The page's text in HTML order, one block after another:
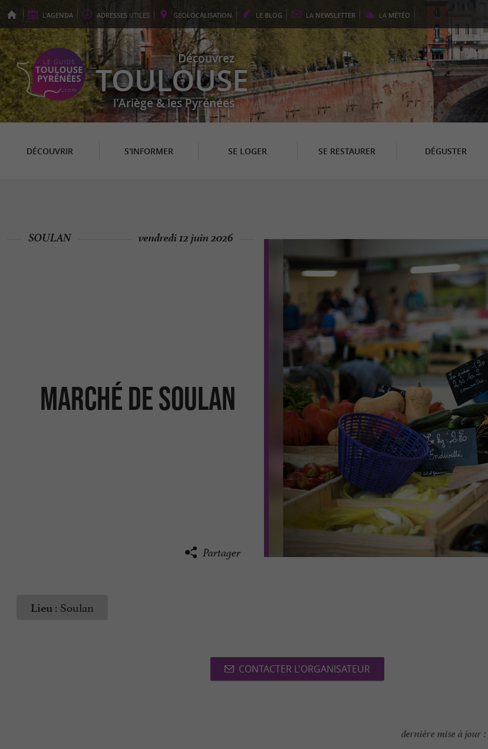
L'AGENDA ADRESSES UTILES GEOLOCALISATION LE BLOG LA NEWSLETTER LA MÉTÉO
Découvrez
TOULOUSE
l'Ariège & les Pyrénées
DÉCOUVRIR S'INFORMER SE LOGER SE RESTAURER DÉGUSTER
Marché de Soulan
SOULAN vendredi 12 juin 2026
Partager
Lieu : Soulan
CONTACTER L'ORGANISATEUR
dernière mise à jour :